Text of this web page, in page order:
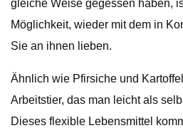
gleiche Weise gegessen haben,
Möglichkeit, wieder mit dem in
Sie an ihnen lieben.
Ähnlich wie Pfirsiche und
Arbeitstier, das man leicht als
Dieses flexible Lebensmittel